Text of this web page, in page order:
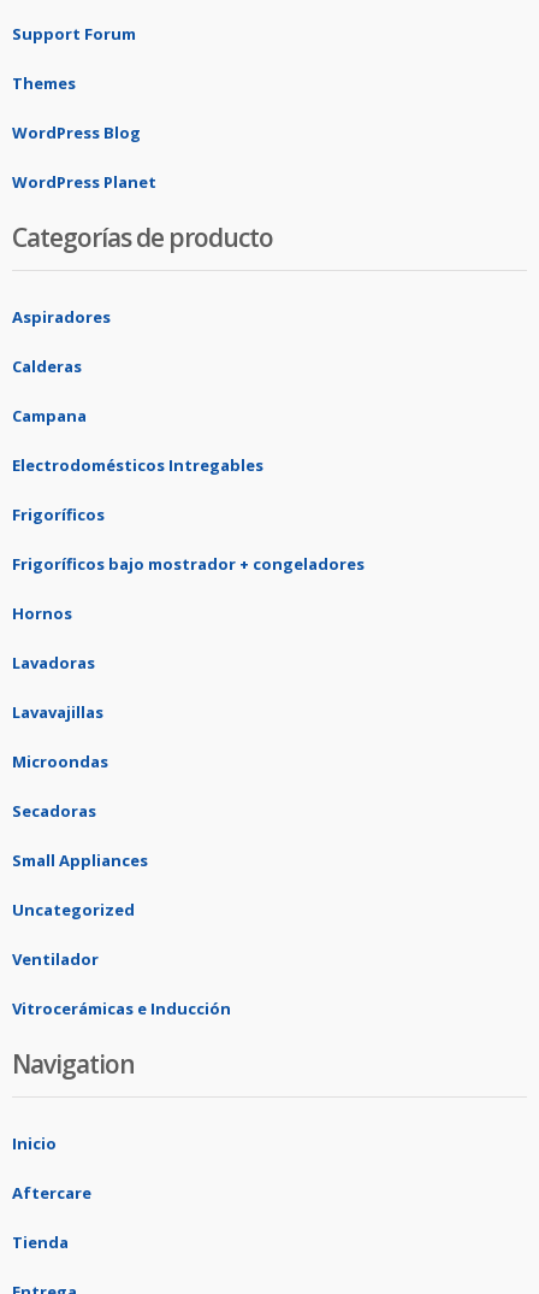
Support Forum
Themes
WordPress Blog
WordPress Planet
Categorías de producto
Aspiradores
Calderas
Campana
Electrodomésticos Intregables
Frigoríficos
Frigoríficos bajo mostrador + congeladores
Hornos
Lavadoras
Lavavajillas
Microondas
Secadoras
Small Appliances
Uncategorized
Ventilador
Vitrocerámicas e Inducción
Navigation
Inicio
Aftercare
Tienda